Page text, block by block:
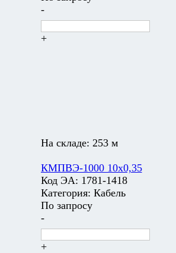
-
+
На складе: 253 м
КМПВЭ-1000 10х0,35
Код ЭА: 1781-1418
Категория: Кабель
По запросу
-
+